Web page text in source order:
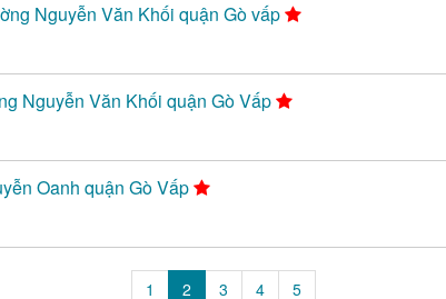
Nguyễn Văn Khối quận Gò vấp
Nguyễn Văn Khối quận Gò Vấp
Oanh quận Gò Vấp
1 2(current)
3 4 5